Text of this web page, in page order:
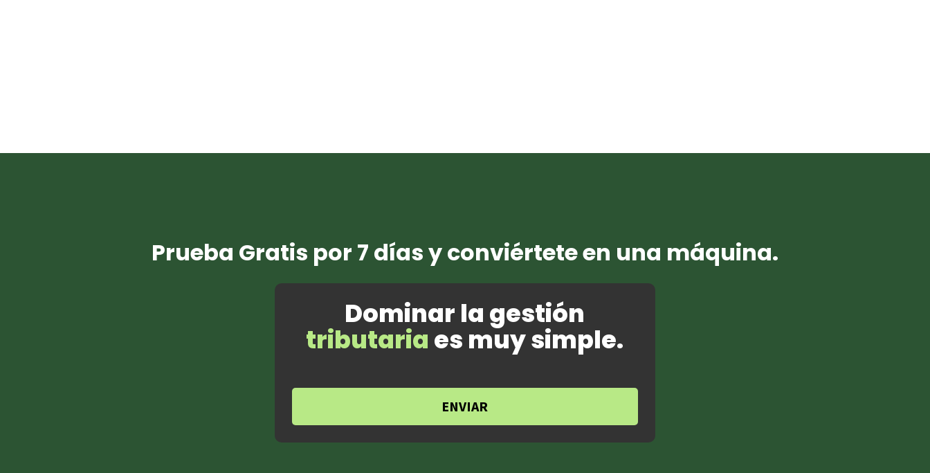
Prueba Gratis por 7 días y conviértete en una máquina.
Dominar la gestión
tributaria es muy simple.
ENVIAR